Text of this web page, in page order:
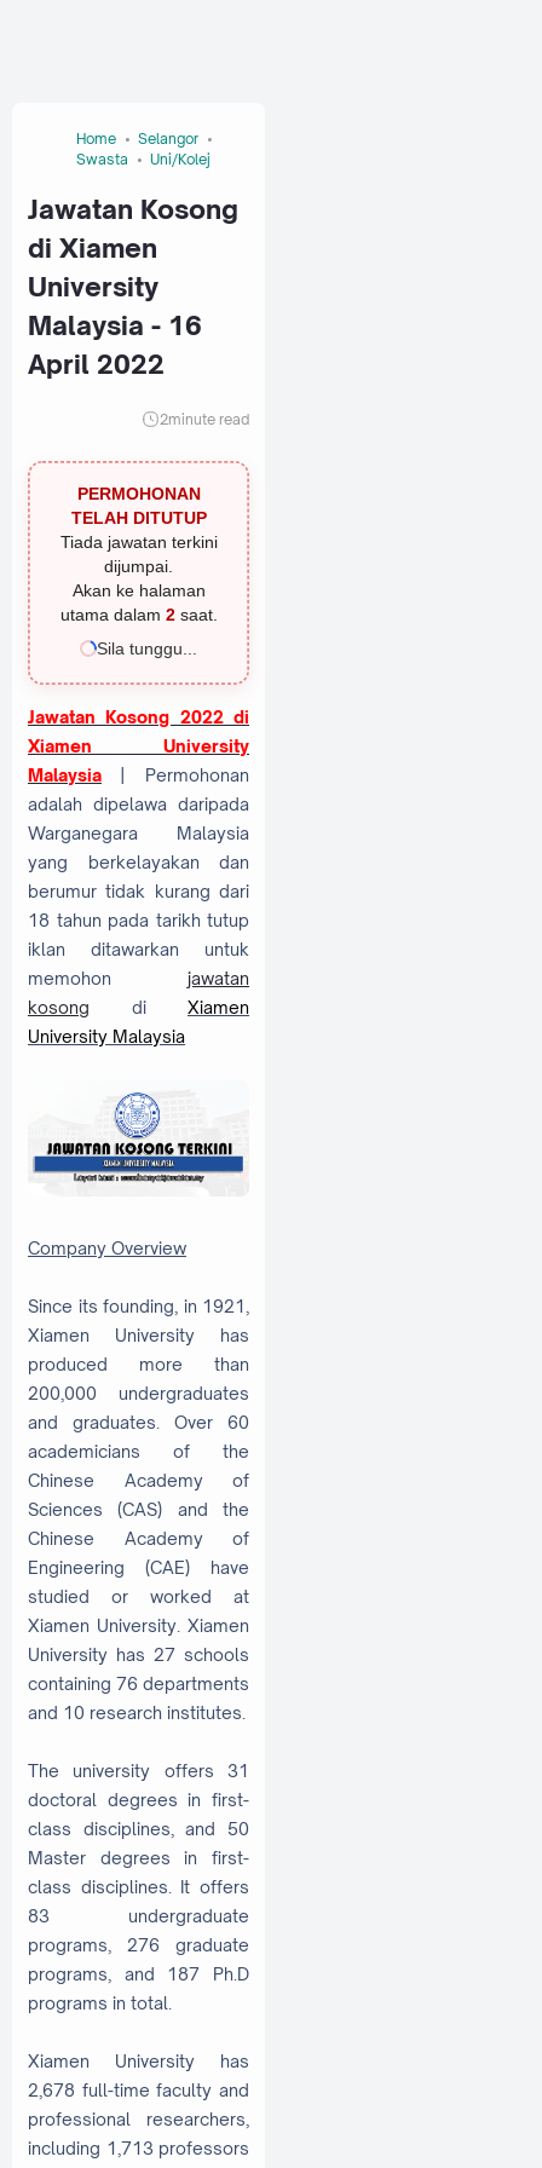
Home
Selangor
Swasta
Uni/Kolej
Jawatan Kosong
di Xiamen
University
Malaysia - 16
April 2022
2minute read
PERMOHONAN
TELAH DITUTUP
Tiada jawatan terkini
dijumpai.
Akan ke halaman
utama dalam 1saat.
Sila tunggu...
Jawatan Kosong 2022 di
Xiamen University
Malaysia | Permohonan
adalah dipelawa daripada
Warganegara Malaysia
yang berkelayakan dan
berumur tidak kurang dari
18 tahun pada tarikh tutup
iklan ditawarkan untuk
memohon jawatan
kosong di Xiamen
University Malaysia
Company Overview
Since its founding, in 1921,
Xiamen University has
produced more than
200,000 undergraduates
and graduates. Over 60
academicians of the
Chinese Academy of
Sciences (CAS) and the
Chinese Academy of
Engineering (CAE) have
studied or worked at
Xiamen University. Xiamen
University has 27 schools
containing 76 departments
and 10 research institutes.
The university offers 31
doctoral degrees in first-
class disciplines, and 50
Master degrees in first-
class disciplines. It offers
83 undergraduate
programs, 276 graduate
programs, and 187 Ph.D
programs in total.
Xiamen University has
2,678 full-time faculty and
professional researchers,
including 1,713 professors